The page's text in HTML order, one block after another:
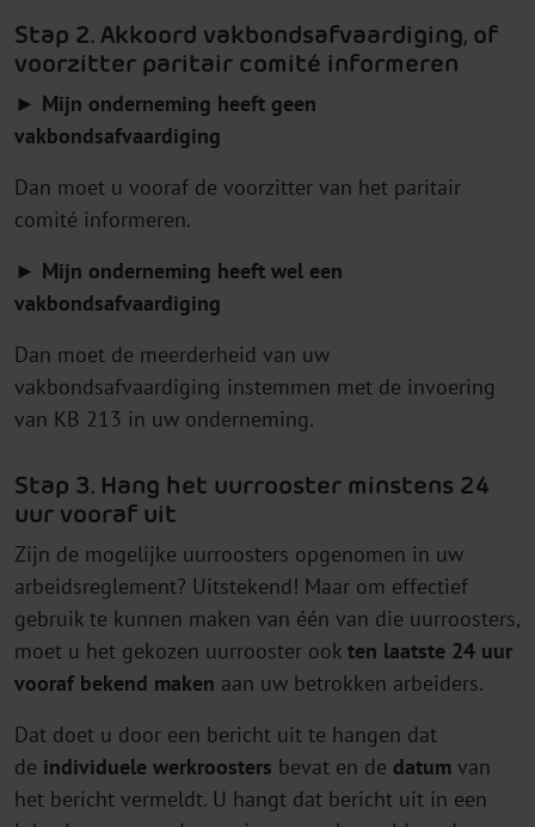
Stap 2. Akkoord vakbondsafvaardiging, of
voorzitter paritair comité informeren
► Mijn onderneming heeft geen
vakbondsafvaardiging
Dan moet u vooraf de voorzitter van het paritair
comité informeren.
► Mijn onderneming heeft wel een
vakbondsafvaardiging
Dan moet de meerderheid van uw
vakbondsafvaardiging instemmen met de invoering
van KB 213 in uw onderneming.
Stap 3. Hang het uurrooster minstens 24
uur vooraf uit
Zijn de mogelijke uurroosters opgenomen in uw
arbeidsreglement? Uitstekend! Maar om effectief
gebruik te kunnen maken van één van die uurroosters,
moet u het gekozen uurrooster ook ten laatste 24 uur
vooraf bekend maken aan uw betrokken arbeiders.
Dat doet u door een bericht uit te hangen dat
de individuele werkroosters bevat en de datum van
het bericht vermeldt. U hangt dat bericht uit in een